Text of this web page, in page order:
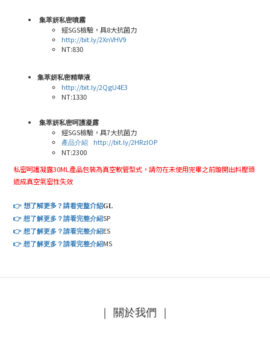
集萃妍私密噴霧
經SGS檢驗，具8大抗菌力
http://bit.ly/2XnVHV9
NT:830
集萃妍私密精華液
http://bit.ly/2QgU4E3
NT:1330
集萃妍私密呵護凝露
經SGS檢驗，具7大抗菌力
產品介紹 http://bit.ly/2HRzIOP
NT:2300
私密呵護凝露30ML產品包裝為真空軟管型式，請勿在未使用完畢之前璇開出料壓頭
造成真空氣密性失效
👉 想了解更多？請看完整介紹GL
👉 想了解更多？請看完整介紹SP
👉 想了解更多？請看完整介紹ES
👉 想了解更多？請看完整介紹MS
｜ 關於我們 ｜